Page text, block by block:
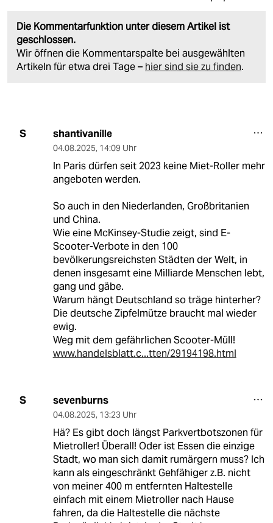
Die Kommentarfunktion unter diesem Artikel ist
geschlossen.
Wir öffnen die Kommentarspalte bei ausgewählten
Artikeln für etwa drei Tage – hier sind sie zu finden.
S shantivanille
04.08.2025, 14:09 Uhr
In Paris dürfen seit 2023 keine Miet-Roller mehr
angeboten werden.
So auch in den Niederlanden, Großbritanien
und China.
Wie eine McKinsey-Studie zeigt, sind E-
Scooter-Verbote in den 100
bevölkerungsreichsten Städten der Welt, in
denen insgesamt eine Milliarde Menschen lebt,
gang und gäbe.
Warum hängt Deutschland so träge hinterher?
Die deutsche Zipfelmütze braucht mal wieder
ewig.
Weg mit dem gefährlichen Scooter-Müll!
www.handelsblatt.c...tten/29194198.html
S sevenburns
04.08.2025, 13:23 Uhr
Hä? Es gibt doch längst Parkvertbotszonen für
Mietroller! Überall! Oder ist Essen die einzige
Stadt, wo man sich damit rumärgern muss? Ich
kann als eingeschränkt Gehfähiger z.B. nicht
von meiner 400 m entfernten Haltestelle
einfach mit einem Mietroller nach Hause
fahren, da die Haltestelle die nächste